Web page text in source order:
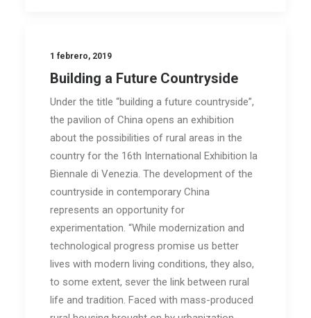
1 febrero, 2019
Building a Future Countryside
Under the title “building a future countryside”,
the pavilion of China opens an exhibition
about the possibilities of rural areas in the
country for the 16th International Exhibition la
Biennale di Venezia. The development of the
countryside in contemporary China
represents an opportunity for
experimentation. “While modernization and
technological progress promise us better
lives with modern living conditions, they also,
to some extent, sever the link between rural
life and tradition. Faced with mass-produced